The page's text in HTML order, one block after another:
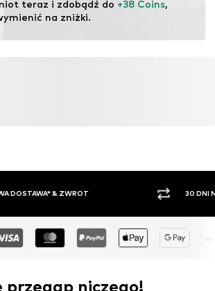
teraz i zdobądź do +38 Coins,
na zniżki.
DOSTAWA* & ZWROT 30 DNI
przegap niczego!